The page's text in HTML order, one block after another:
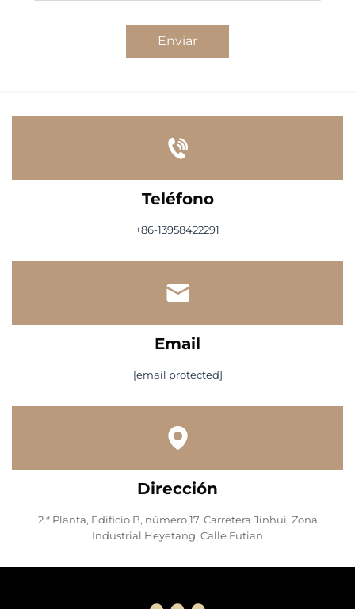
Enviar
Teléfono
+86-13958422291
Email
[email protected]
Dirección
2.ª Planta, Edificio B, número 17, Carretera Jinhui, Zona
Industrial Heyetang, Calle Futian